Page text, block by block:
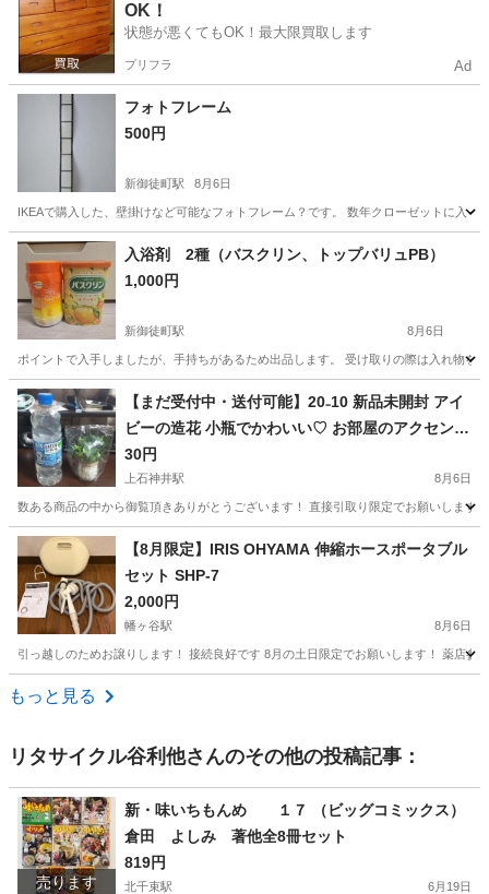
OK！
状態が悪くてもOK！最大限買取します
プリフラ Ad
フォトフレーム
500円
新御徒町駅 8月6日
IKEAで購入した、壁掛けなど可能なフォトフレーム？です。 数年クローゼットに入
東京 台東区 新御徒町駅 その他
入浴剤 2種（バスクリン、トップバリュPB）
1,000円
新御徒町駅 8月6日
ポイントで入手しましたが、手持ちがあるため出品します。 受け取りの際は入れ物を
東京 台東区 新御徒町駅 家庭用品 トップバリュ
【まだ受付中・送付可能】20₋10 新品未開封 アイ
ビーの造花 小瓶でかわいい♡ お部屋のアクセント
に如何ですか♪ 早い者勝ちです✨✨
30円
上石神井駅 8月6日
数ある商品の中から御覧頂きありがとうございます！ 直接引取り限定でお願いしま
東京 練馬区 上石神井駅 アイビー
【8月限定】IRIS OHYAMA 伸縮ホースポータブル
セット SHP-7
2,000円
幡ヶ谷駅 8月6日
引っ越しのためお譲りします！ 接続良好です 8月の土日限定でお願いします！ 薬店
東京 渋谷区
もっと見る
リタサイクル谷利他さんのその他の投稿記事：
売ります
新・味いちもんめ １７ （ビッグコミックス）
倉田 よしみ 著他全8冊セット
819円
北千束駅 6月19日